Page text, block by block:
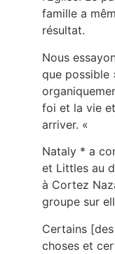
famille a
résultat.
Nous
que possible
foi et la vie
arriver. «
Nataly * a
et Littles au
à Cortez
groupe sur
Certains
choses et